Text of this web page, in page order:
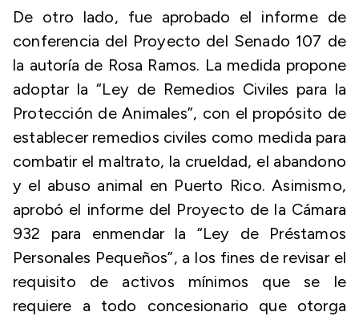
De otro lado, fue aprobado el informe de
conferencia del Proyecto del Senado 107 de
la autoría de Rosa Ramos. La medida propone
adoptar la “Ley de Remedios Civiles para la
Protección de Animales”, con el propósito de
establecer remedios civiles como medida para
combatir el maltrato, la crueldad, el abandono
y el abuso animal en Puerto Rico. Asimismo,
aprobó el informe del Proyecto de la Cámara
932 para enmendar la “Ley de Préstamos
Personales Pequeños”, a los fines de revisar el
requisito de activos mínimos que se le
requiere a todo concesionario que otorga